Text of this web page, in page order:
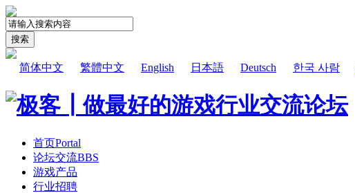
搜索
简体中文 繁體中文 English 日本語 Deutsch 한국 사람
首页Portal
论坛交流BBS
游戏产品
行业招聘